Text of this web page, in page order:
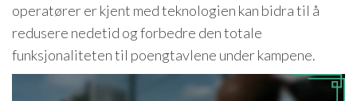
operatører er kjent med teknologien kan bidra til å
redusere nedetid og forbedre den totale
funksjonaliteten til poengtavlene under kampene.